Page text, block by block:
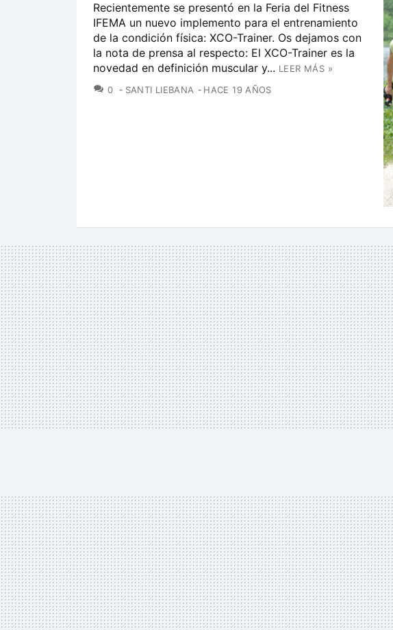
Recientemente se presentó en la Feria del Fitness
IFEMA un nuevo implemento para el entrenamiento
de la condición física: XCO-Trainer. Os dejamos con
la nota de prensa al respecto: El XCO-Trainer es la
novedad en definición muscular y... LEER MÁS »
0 COMENTARIOS
SANTI LIEBANA HACE 19 AÑOS